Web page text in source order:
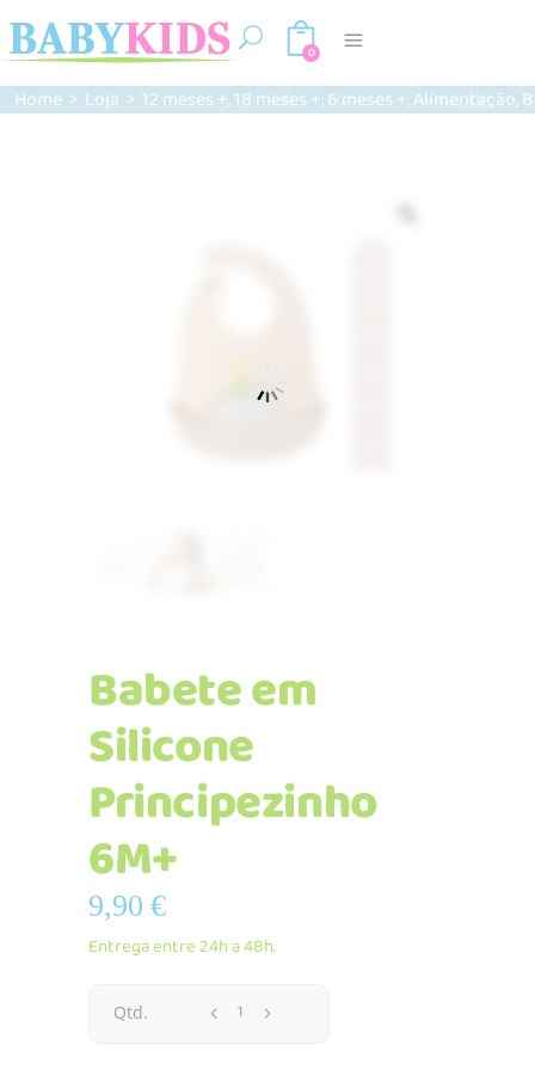
0
Home > Loja > 12 meses +,18 meses +,6 meses +,Alimentação,
Babete em
Silicone
Principezinho
6M+
9,90€
Entrega entre 24h a 48h.
Babete
Qtd.